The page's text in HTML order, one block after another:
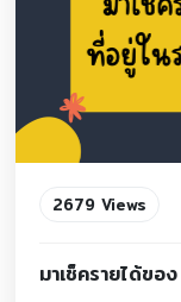
2679 Views
มาเช็ครายได้ขอ